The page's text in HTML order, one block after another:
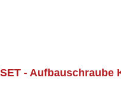
- Aufbauschraube